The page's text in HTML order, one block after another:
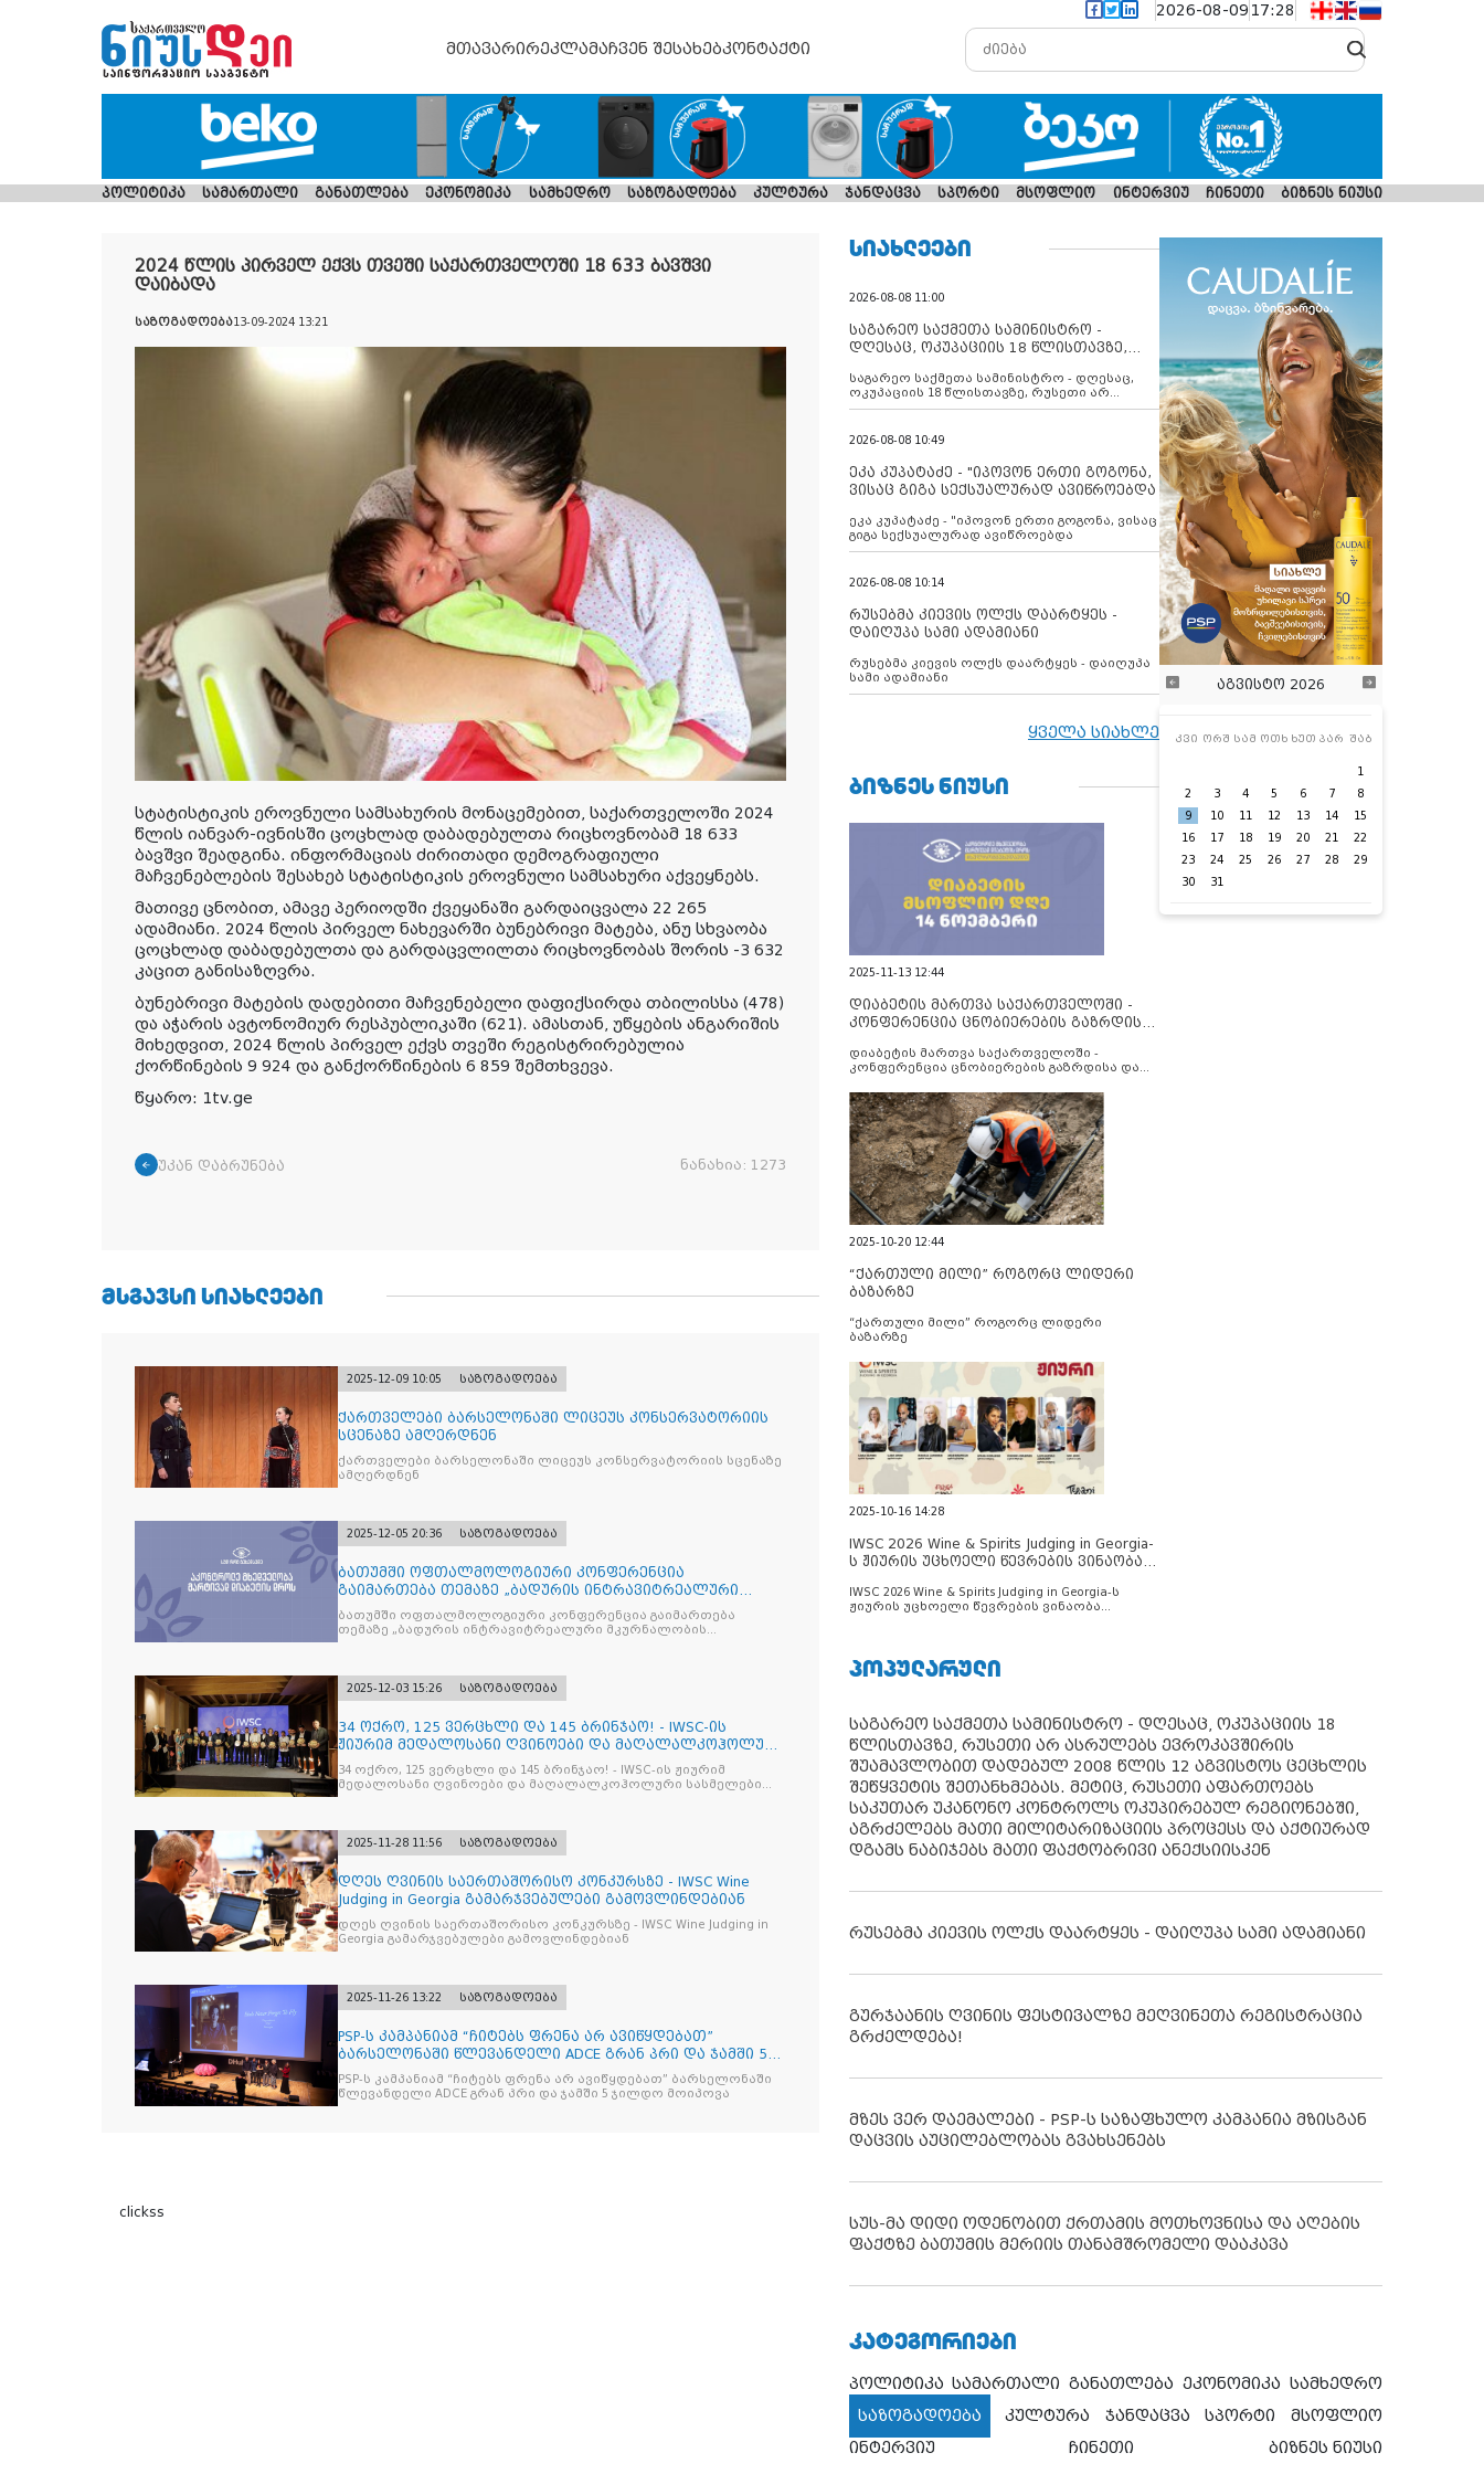
2026-08-09 17:28
მთავარირეკლამაჩვენ შესახებკონტაქტი
პოლიტიკა სამართალი განათლება ეკონომიკა სამხედრო საზოგადოება კულტურა ჯანდაცვა სპორტი მსოფლიო ინტერვიუ ჩინეთი ბიზნეს ნიუსი
2024 წლის პირველ ექვს თვეში საქართველოში 18 633 ბავშვი
დაიბადა
საზოგადოება13-09-2024 13:21
სტატისტიკის ეროვნული სამსახურის მონაცემებით, საქართველოში 2024
წლის იანვარ-ივნისში ცოცხლად დაბადებულთა რიცხოვნობამ 18 633
ბავშვი შეადგინა. ინფორმაციას ძირითადი დემოგრაფიული
მაჩვენებლების შესახებ სტატისტიკის ეროვნული სამსახური აქვეყნებს.
მათივე ცნობით, ამავე პერიოდში ქვეყანაში გარდაიცვალა 22 265
ადამიანი. 2024 წლის პირველ ნახევარში ბუნებრივი მატება, ანუ სხვაობა
ცოცხლად დაბადებულთა და გარდაცვლილთა რიცხოვნობას შორის -3 632
კაცით განისაზღვრა.
ბუნებრივი მატების დადებითი მაჩვენებელი დაფიქსირდა თბილისსა (478)
და აჭარის ავტონომიურ რესპუბლიკაში (621). ამასთან, უწყების ანგარიშის
მიხედვით, 2024 წლის პირველ ექვს თვეში რეგისტრირებულია
ქორწინების 9 924 და განქორწინების 6 859 შემთხვევა.
წყარო: 1tv.ge
უკან დაბრუნება ნანახია: 1273
ᲛᲡᲒᲐᲕᲡᲘ ᲡᲘᲐᲮᲚᲔᲔᲑᲘ
2025-12-09 10:05 საზოგადოება
ქართველები ბარსელონაში ლიცეუს კონსერვატორიის
სცენაზე ამღერდნენ
ქართველები ბარსელონაში ლიცეუს კონსერვატორიის სცენაზე
ამღერდნენ
2025-12-05 20:36 საზოგადოება
ბათუმში ოფთალმოლოგიური კონფერენცია
გაიმართება თემაზე „ბადურის ინტრავიტრეალური
მკურნალობის ოპტიმიზაცი
ბათუმში ოფთალმოლოგიური კონფერენცია გაიმართება
თემაზე „ბადურის ინტრავიტრეალური მკურნალობის
2025-12-03 15:26 საზოგადოება
34 ოქრო, 125 ვერცხლი და 145 ბრინჯაო! - IWSC-ის
ჟიურიმ მედალოსანი ღვინოები და მაღალალკოჰოლური
სასმელე
34 ოქრო, 125 ვერცხლი და 145 ბრინჯაო! - IWSC-ის ჟიურიმ
მედალოსანი ღვინოები და მაღალალკოჰოლური სასმელები
2025-11-28 11:56 საზოგადოება
დღეს ღვინის საერთაშორისო კონკურსზე - IWSC Wine
Judging in Georgia გამარჯვებულები გამოვლინდებიან
დღეს ღვინის საერთაშორისო კონკურსზე - IWSC Wine Judging in
Georgia გამარჯვებულები გამოვლინდებიან
2025-11-26 13:22 საზოგადოება
PSP-ს კამპანიამ “ჩიტებს ფრენა არ ავიწყდებათ”
ბარსელონაში წლევანდელი ADCE გრან პრი და ჯამში 5
ჯილდო მ
PSP-ს კამპანიამ “ჩიტებს ფრენა არ ავიწყდებათ” ბარსელონაში
წლევანდელი ADCE გრან პრი და ჯამში 5 ჯილდო მოიპოვა
clickss
ᲡᲘᲐᲮᲚᲔᲔᲑᲘ
2026-08-08 11:00
საგარეო საქმეთა სამინისტრო -
დღესაც, ოკუპაციის 18 წლისთავზე,
შუამავლ
საგარეო საქმეთა სამინისტრო - დღესაც,
ოკუპაციის 18 წლისთავზე, რუსეთი არ
ასრულებს ევროკავშირის შუამავლობით
შეწყვეტის შეთანხმებას. მეტიც, რუსეთი
ოკუპირებულ რეგიონებში, აგრძელებს მათი
მილიტარიზაციის პროცესს და აქტიურად
დგამს ნაბიჯებს მათი ფაქტობრივი
2026-08-08 10:49
ეკა კუპატაძე - "იპოვონ ერთი გოგონა,
ვისაც გიგა სექსუალურად ავიწროებდა
ეკა კუპატაძე - "იპოვონ ერთი გოგონა, ვისაც
გიგა სექსუალურად ავიწროებდა
2026-08-08 10:14
რუსებმა კიევის ოლქს დაარტყეს -
დაიღუპა სამი ადამიანი
რუსებმა კიევის ოლქს დაარტყეს - დაიღუპა
სამი ადამიანი
ყველა სიახლე
ᲑᲘᲖᲜᲔᲡ ᲜᲘᲣᲡᲘ
2025-11-13 12:44
დიაბეტის მართვა საქართველოში -
კონფერენცია ცნობიერების გაზრდისა
დიაბეტის მართვა საქართველოში -
კონფერენცია ცნობიერების გაზრდისა და
2025-10-20 12:44
“ქართული მილი” როგორც ლიდერი
ბაზარზე
“ქართული მილი” როგორც ლიდერი
ბაზარზე
2025-10-16 14:28
IWSC 2026 Wine & Spirits Judging in Georgia-
ს ჟიურის უცხოელი წევრების ვინაობა
IWSC 2026 Wine & Spirits Judging in Georgia-ს
ჟიურის უცხოელი წევრების ვინაობა
აგვისტო 2026
კვი ორშ სამ ოთხ ხუთ პარ შაბ
1
2
3 4 5 6 7
8
9
10 11 12 13 14
15
16
17 18 19 20 21
22
23
24 25 26 27 28
29
30
31
ᲞᲝᲞᲣᲚᲐᲠᲣᲚᲘ
საგარეო საქმეთა სამინისტრო - დღესაც, ოკუპაციის 18
წლისთავზე, რუსეთი არ ასრულებს ევროკავშირის
შუამავლობით დადებულ 2008 წლის 12 აგვისტოს ცეცხლის
შეწყვეტის შეთანხმებას. მეტიც, რუსეთი აფართოებს
საკუთარ უკანონო კონტროლს ოკუპირებულ რეგიონებში,
აგრძელებს მათი მილიტარიზაციის პროცესს და აქტიურად
დგამს ნაბიჯებს მათი ფაქტობრივი ანექსიისკენ
რუსებმა კიევის ოლქს დაარტყეს - დაიღუპა სამი ადამიანი
გურჯაანის ღვინის ფესტივალზე მეღვინეთა რეგისტრაცია
გრძელდება!
მზეს ვერ დაემალები - PSP-ს საზაფხულო კამპანია მზისგან
დაცვის აუცილებლობას გვახსენებს
სუს-მა დიდი ოდენობით ქრთამის მოთხოვნისა და აღების
ფაქტზე ბათუმის მერიის თანამშრომელი დააკავა
ᲙᲐᲢᲔᲒᲝᲠᲘᲔᲑᲘ
პოლიტიკა სამართალი განათლება ეკონომიკა სამხედრო
საზოგადოება
კულტურა ჯანდაცვა სპორტი
მსოფლიო
ინტერვიუ
ჩინეთი ბიზნეს ნიუსი